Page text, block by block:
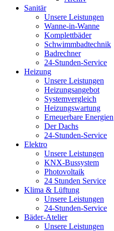
Sanitär
Unsere Leistungen
Wanne-in-Wanne
Komplettbäder
Schwimmbadtechnik
Badrechner
24-Stunden-Service
Heizung
Unsere Leistungen
Heizungsangebot
Systemvergleich
Heizungswartung
Erneuerbare Energien
Der Dachs
24-Stunden-Service
Elektro
Unsere Leistungen
KNX-Bussystem
Photovoltaik
24 Stunden Service
Klima & Lüftung
Unsere Leistungen
24-Stunden-Service
Bäder-Atelier
Unsere Leistungen